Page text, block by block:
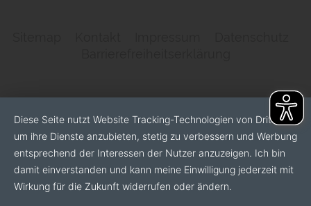
Diese Seite nutzt Website Tracking-Technologien von Dritten,
um ihre Dienste anzubieten, stetig zu verbessern und Werbung
entsprechend der Interessen der Nutzer anzuzeigen. Ich bin
damit einverstanden und kann meine Einwilligung jederzeit mit
Wirkung für die Zukunft widerrufen oder ändern.